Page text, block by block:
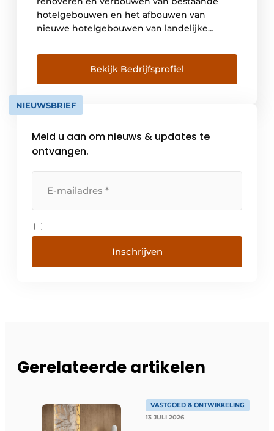
hotelgebouwen en het afbouwen van
nieuwe hotelgebouwen van landelijke
projecten zijn moderniseren, verduurzamen
en toekomstbestendig maken. Pleijsier
Hotelrenovatie combineert daarbij twee van
haar sterke punten: de kwaliteiten en kennis
op het gebied van product- en proces
Bekijk Bedrijfsprofiel
NIEUWSBRIEF
Meld u aan om nieuws & updates te
ontvangen.
Inschrijven
Gerelateerde artikelen
VASTGOED & ONTWIKKELING
13 JULI 2026